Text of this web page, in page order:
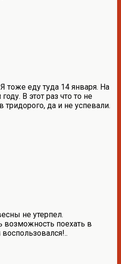
тоже еду туда 14 января. На
В этот раз что то не
тридорого, да и не успевали.
не утерпел.
возможность поехать в